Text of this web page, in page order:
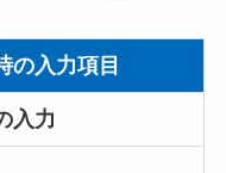
の入力項目
入力